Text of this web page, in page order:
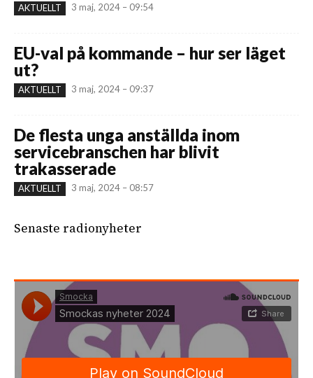
AKTUELLT 3 maj, 2024 – 09:54
EU-val på kommande – hur ser läget
ut?
AKTUELLT 3 maj, 2024 – 09:37
De flesta unga anställda inom
servicebranschen har blivit
trakasserade
AKTUELLT 3 maj, 2024 – 08:57
Senaste radionyheter